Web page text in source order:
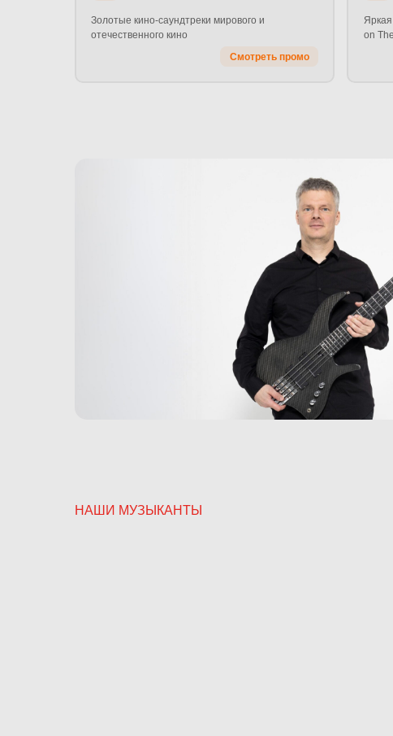
Золотые кино-саундтреки мирового и
отечественного кино
Смотреть промо
on
НАШИ МУЗЫКАНТЫ